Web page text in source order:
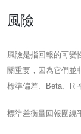
風險
風險是指回報的可變
關重要，因為它們並
標準偏差、Beta、R
標準差衡量回報圍繞